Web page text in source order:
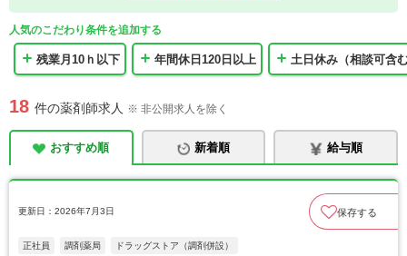
人気のこだわり条件を追加する
残業月10ｈ以下 年間休日120日以上 土日休み（相談可含
18 件の薬剤師求人 ※ 非公開求人を除く
おすすめ順 新着順 給与順
更新日：2026年7月3日 保存する
正社員 調剤薬局 ドラッグストア（調剤併設）